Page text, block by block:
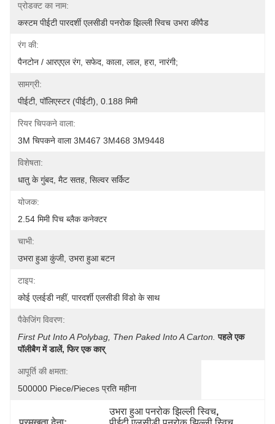
प्रोडक्ट का नाम:
कस्टम पीईटी पारदर्शी एलसीडी पनरोक झिल्ली स्विच उभरा कीपैड
रंग की:
पैनटोन / आरएएल रंग, सफेद, काला, लाल, हरा, नारंगी;
सामग्री:
पीईटी, पॉलिएस्टर (पीईटी), 0.188 मिमी
रियर चिपकने वाला:
3M चिपकने वाला 3M467 3M468 3M9448
विशेषता:
धातु के गुंबद, मैट सतह, सिल्वर सर्किट
योजक:
2.54 मिमी पिच ब्लैक कनेक्टर
चाभी:
उभरा हुआ कुंजी, उभरा हुआ बटन
टाइप:
कोई एलईडी नहीं, पारदर्शी एलसीडी विंडो के साथ
पैकेजिंग विवरण:
First Put Into A Polybag, Then Paked Into A Carton. पहले एक
पॉलीबैग में डालें, फिर एक कार्
आपूर्ति की क्षमता:
500000 Piece/Pieces प्रति महीना
उभरा हुआ पनरोक झिल्ली स्विच,